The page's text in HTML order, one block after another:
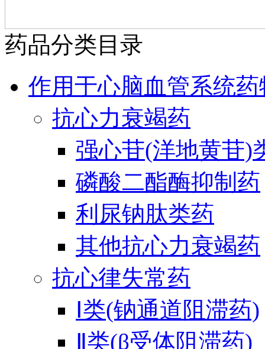
药品分类目录
作用于心脑血管系统药
抗心力衰竭药
强心苷(洋地黄苷)
磷酸二酯酶抑制药
利尿钠肽类药
其他抗心力衰竭药
抗心律失常药
Ⅰ类(钠通道阻滞药)
Ⅱ类(β受体阻滞药)